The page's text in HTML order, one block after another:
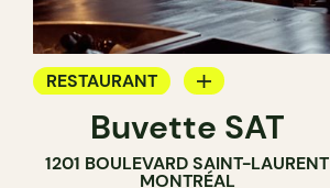
RESTAURANT
BAR À VIN
BAR À COCKTAIL
Buvette SAT
1201 BOULEVARD SAINT-LAURENT
MONTRÉAL